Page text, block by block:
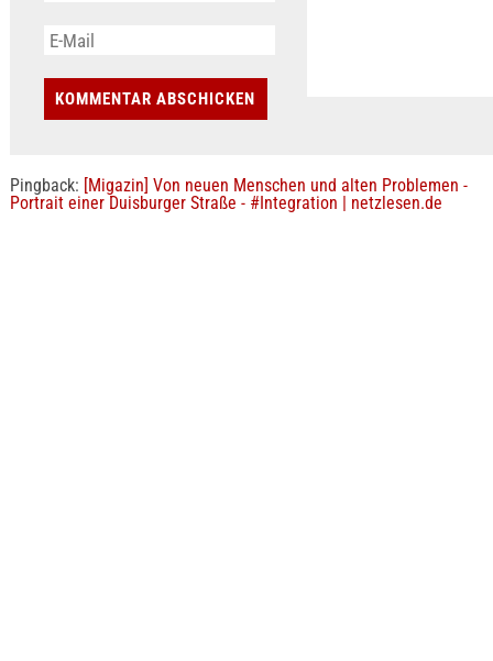
Pingback: [Migazin] Von neuen Menschen und alten Problemen -
Portrait einer Duisburger Straße - #Integration | netzlesen.de